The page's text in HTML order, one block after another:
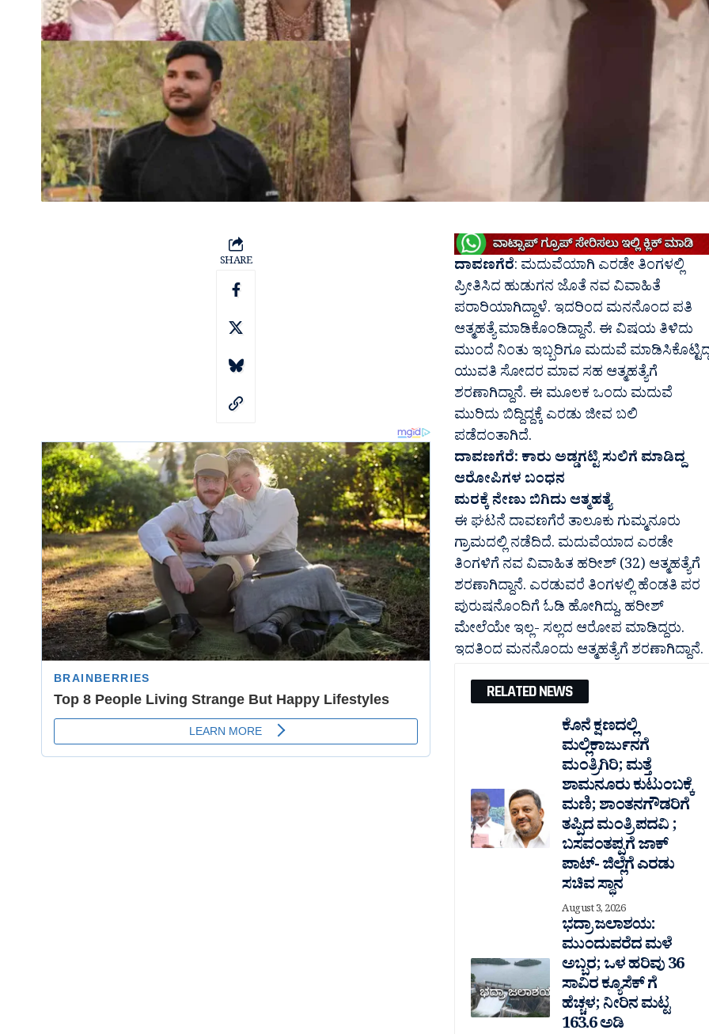
SHARE ದಾವಣಗೆರೆ: ಮದುವೆಯಾಗಿ ಎರಡೇ ತಿಂಗಳಲ್ಲಿ‌
ಪ್ರೀತಿಸಿದ ಹುಡುಗನ ಜೊತೆ ನವ ವಿವಾಹಿತೆ
ಪರಾರಿಯಾಗಿದ್ದಾಳೆ. ಇದರಿಂದ ಮನನೊಂದ ಪತಿ
ಆತ್ಮಹತ್ಯೆ ಮಾಡಿಕೊಂಡಿದ್ದಾನೆ. ಈ ವಿಷಯ ತಿಳಿದು
ಮುಂದೆ ನಿಂತು ಇಬ್ಬರಿಗೂ ಮದುವೆ
ಯುವತಿ ಸೋದರ ಮಾವ ಸಹ ಆತ್ಮಹತ್ಯೆಗೆ
ಶರಣಾಗಿದ್ದಾನೆ. ಈ ಮೂಲಕ ಒಂದು ಮದುವೆ
ಮುರಿದು ಬಿದ್ದಿದ್ದಕ್ಕೆ ಎರಡು ಜೀವ ಬಲಿ
ಪಡೆದಂತಾಗಿದೆ.
ದಾವಣಗೆರೆ: ಕಾರು ಅಡ್ಡಗಟ್ಟಿ ಸುಲಿಗೆ ಮಾಡಿದ್ದ
ಆರೋಪಿಗಳ ಬಂಧನ
ಮರಕ್ಕೆ ನೇಣು ಬಿಗಿದು ಆತ್ಮಹತ್ಯೆ
ಈ ಘಟನೆ ದಾವಣಗೆರೆ ತಾಲೂಕು ಗುಮ್ಮನೂರು
ಗ್ರಾಮದಲ್ಲಿ ನಡೆದಿದೆ. ಮದುವೆಯಾದ ಎರಡೇ
ತಿಂಗಳಿಗೆ ನವ ವಿವಾಹಿತ ಹರೀಶ್ (32) ಆತ್ಮಹತ್ಯೆಗೆ
ಶರಣಾಗಿದ್ದಾನೆ. ಎರಡುವರೆ ತಿಂಗಳಲ್ಲಿ ಹೆಂಡತಿ ಪರ
ಪುರುಷನೊಂದಿಗೆ ಓಡಿ ಹೋಗಿದ್ದು, ಹರೀಶ್​
ಮೇಲೆಯೇ ಇಲ್ಲ- ಸಲ್ಲದ ಆರೋಪ ಮಾಡಿದ್ದರು.
ಇದತಿಂದ ಮನನೊಂದು ಆತ್ಮಹತ್ಯೆಗೆ ಶರಣಾಗಿದ್ದಾನೆ.
RELATED NEWS
ಕೊನೆ ಕ್ಷಣದಲ್ಲಿ
ಮಲ್ಲಿಕಾರ್ಜುನಗೆ
ಮಂತ್ರಿಗಿರಿ; ಮತ್ತೆ
ಶಾಮನೂರು ಕುಟುಂಬಕ್ಕೆ
ಮಣಿ; ಶಾಂತನಗೌಡರಿಗೆ
ತಪ್ಪಿದ ಮಂತ್ರಿ ಪದವಿ ;
ಬಸವಂತಪ್ಪಗೆ ಜಾಕ್
ಪಾಟ್- ಜಿಲ್ಲೆಗೆ ಎರಡು
ಸಚಿವ ಸ್ಥಾನ
August 3, 2026
ಭದ್ರಾ ಜಲಾಶಯ:
ಮುಂದುವರೆದ ಮಳೆ
ಅಬ್ಬರ; ಒಳ ಹರಿವು 36
ಸಾವಿರ‌ ಕ್ಯೂಸೆಕ್ ಗೆ
ಹೆಚ್ಚಳ; ನೀರಿನ ಮಟ್ಟ
163.6 ಅಡಿ